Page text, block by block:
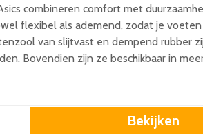
combineren comfort met
flexibel als ademend, zodat je
van slijtvast en dempend rubber
Bovendien zijn ze beschikbaar in
Bekijken